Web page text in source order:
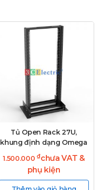
Tủ Open Rack 27U,
khung định dạng Omega
1.500.000₫chưa VAT &
phụ kiện